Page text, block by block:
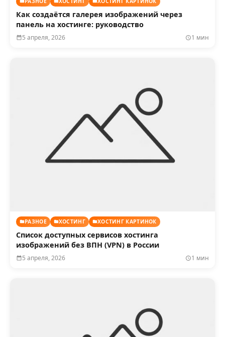
Как создаётся галерея изображений через
панель на хостинге: руководство
5 апреля, 2026 1 мин
РАЗНОЕ ХОСТИНГ ХОСТИНГ КАРТИНОК
Список доступных сервисов хостинга
изображений без ВПН (VPN) в России
5 апреля, 2026 1 мин